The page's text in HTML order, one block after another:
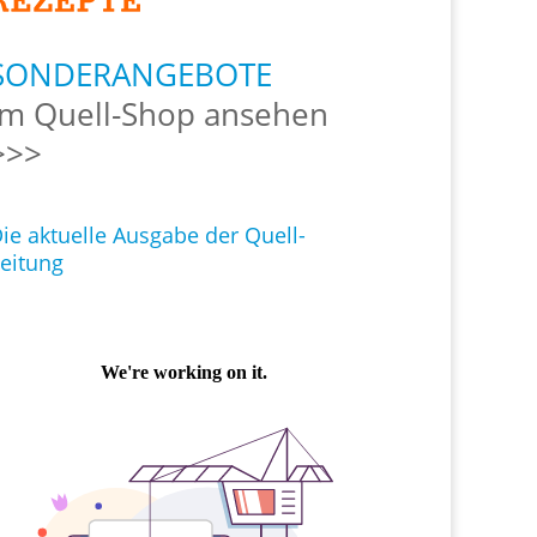
Quell-Shop ansehen
aktuelle Ausgabe der Quell-